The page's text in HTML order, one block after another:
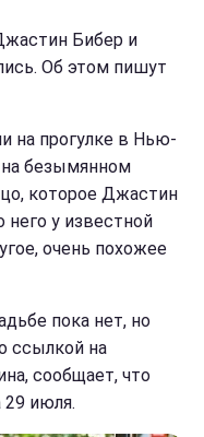
Бибер и
Об этом пишут
на прогулке в Нью-
безымянном
которое Джастин
него у известной
очень похожее
пока нет, но
ссылкой на
сообщает, что
29 июля.